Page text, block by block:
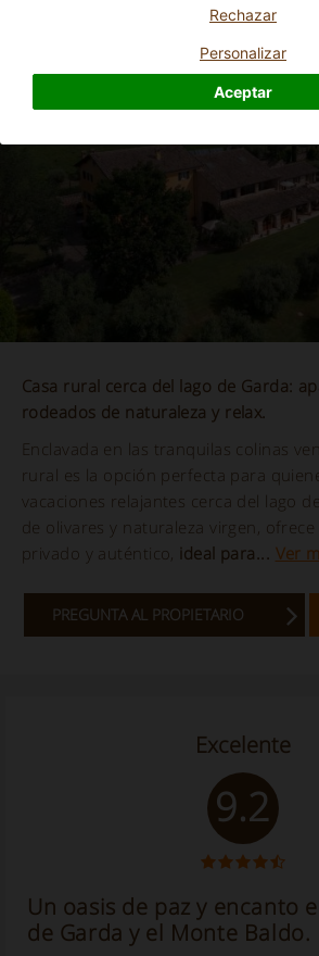
Rechazar
Personalizar
Aceptar
Casa rural cerca del lago de Garda:
rodeados de naturaleza y relax.
Enclavada en las tranquilas colinas
rural es la opción perfecta para
vacaciones relajantes cerca del lago
de olivares y naturaleza virgen,
privado y auténtico, ideal para... Ver
PREGUNTA AL PROPIETARIO
Excelente
9.2
Un oasis de paz y encanto
de Garda y el Monte Baldo.